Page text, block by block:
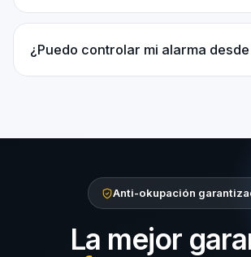
¿Puedo controlar mi alarma
Anti-okupación
La mejor